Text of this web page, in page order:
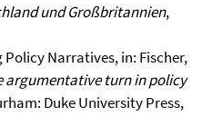
und Großbritannien,
Policy Narratives, in: Fischer,
argumentative turn in policy
Duke University Press,